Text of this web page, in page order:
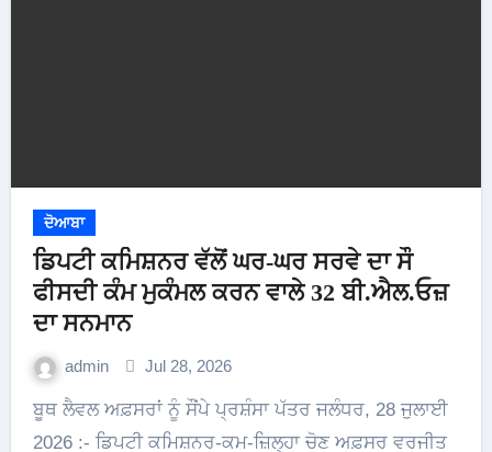
ਦੋਆਬਾ
ਡਿਪਟੀ ਕਮਿਸ਼ਨਰ ਵੱਲੋਂ ਘਰ-ਘਰ ਸਰਵੇ ਦਾ ਸੌ
ਫੀਸਦੀ ਕੰਮ ਮੁਕੰਮਲ ਕਰਨ ਵਾਲੇ 32 ਬੀ.ਐਲ.ਓਜ਼
ਦਾ ਸਨਮਾਨ
admin Jul 28, 2026
ਬੂਥ ਲੈਵਲ ਅਫ਼ਸਰਾਂ ਨੂੰ ਸੌਂਪੇ ਪ੍ਰਸ਼ੰਸਾ ਪੱਤਰ ਜਲੰਧਰ, 28 ਜੁਲਾਈ
2026 :- ਡਿਪਟੀ ਕਮਿਸ਼ਨਰ-ਕਮ-ਜ਼ਿਲ੍ਹਾ ਚੋਣ ਅਫ਼ਸਰ ਵਰਜੀਤ